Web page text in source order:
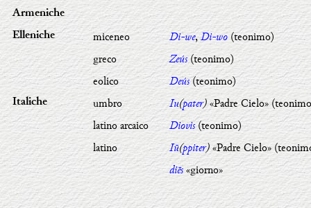
Armeniche
Elleniche
miceneo Di-we,Di-wo (teonimo)
greco
Zeús(teonimo)
eolico
Deús(teonimo)
Italiche umbro Iu(pater)«Padre Cielo»
latino arcaico
Diovis(teonimo)
latino
Iū(ppiter)«Padre Cielo»
diēs«giorno»